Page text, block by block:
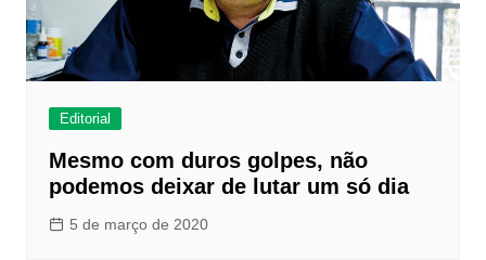
Editorial
Mesmo com duros golpes, não
podemos deixar de lutar um só dia
5 de março de 2020